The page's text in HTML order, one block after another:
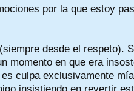
por la que estoy
desde el respeto).
momento en que era
culpa exclusivamente
insistiendo en revertir